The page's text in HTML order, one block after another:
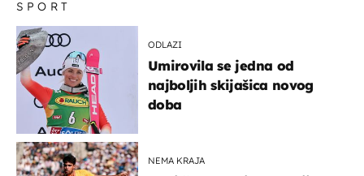
SPORT
ODLAZI
Umirovila se jedna od
najboljih skijašica novog
doba
NEMA KRAJA